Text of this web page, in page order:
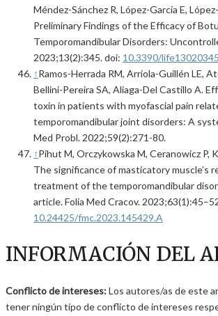
Méndez-Sánchez R, López-García E,
Preliminary Findings of the Efficacy of
Temporomandibular Disorders:
2023;13(2):345. doi: 10.3390/life13020345
↑Ramos-Herrada RM, Arriola-Guillén LE,
Bellini-Pereira SA, Aliaga-Del Castillo A.
toxin in patients with myofascial pain
temporomandibular joint disorders: A
Med Probl. 2022;59(2):271-80.
↑Pihut M, Orczykowska M, Ceranowicz P,
The significance of masticatory muscle’s
treatment of the temporomandibular
article. Folia Med Cracov.
10.24425/fmc.2023.145429.A
INFORMACIÓN DEL
Conflicto de intereses:Los autores/as de este
tener ningún tipo de conflicto de intereses